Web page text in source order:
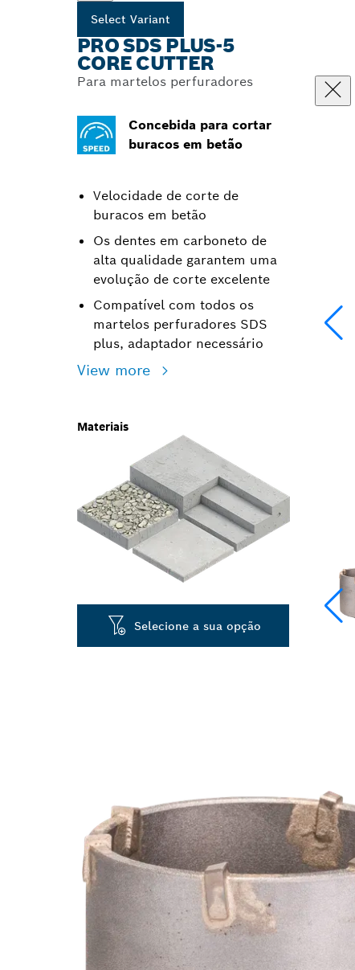
Select Variant
PRO SDS PLUS-5
CORE CUTTER
Para martelos perfuradores
Concebida para cortar
buracos em betão
Velocidade de corte de
buracos em betão
Os dentes em carboneto de
alta qualidade garantem uma
evolução de corte excelente
Compatível com todos os
martelos perfuradores SDS
plus, adaptador necessário
View more
Materiais
Selecione a sua opção